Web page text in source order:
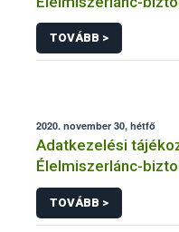
Rendszerben
témakörben
kapcsolódó
TOVÁBB >
2020. november 30, hétfő
Adatkezelési
Élelmiszerlánc-
közérdekű
kapcsolódó
TOVÁBB >